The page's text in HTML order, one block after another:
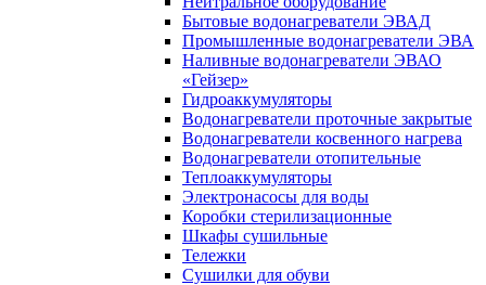
Бытовые водонагреватели ЭВАД
Промышленные водонагреватели ЭВА
Наливные водонагреватели ЭВАО
«Гейзер»
Гидроаккумуляторы
Водонагреватели проточные закрытые
Водонагреватели косвенного нагрева
Водонагреватели отопительные
Теплоаккумуляторы
Электронасосы для воды
Коробки стерилизационные
Шкафы сушильные
Тележки
Сушилки для обуви